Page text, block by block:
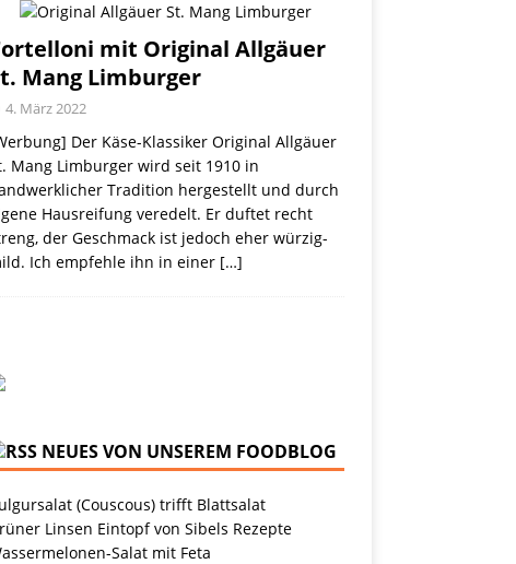
mit Original Allgäuer
Mang Limburger
4. März 2022
Der Käse-Klassiker Original Allgäuer
Mang Limburger wird seit 1910 in
Tradition hergestellt und durch
Hausreifung veredelt. Er duftet recht
der Geschmack ist jedoch eher würzig-
Ich empfehle ihn in einer […]
NEUES VON UNSEREM FOODBLOG
(Couscous) trifft Blattsalat
Linsen Eintopf von Sibels Rezepte
Salat mit Feta